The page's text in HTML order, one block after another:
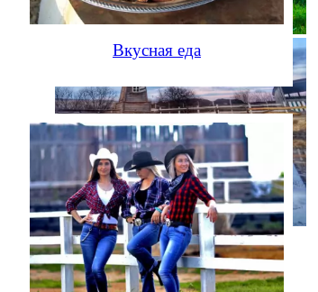
Вкусная еда